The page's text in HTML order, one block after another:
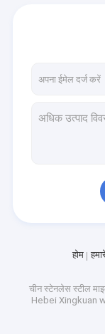
होम
चीन स्टेनलेस स्टील
Hebei Xingkuan